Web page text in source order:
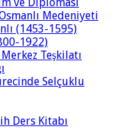
Medeniyeti
(1453-1595)
1922)
Teşkilatı
Selçuklu
Ders Kitabı